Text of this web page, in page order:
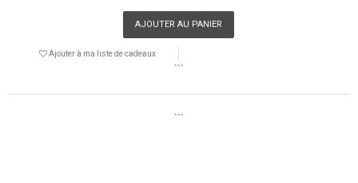
AJOUTER AU PANIER
Ajouter à ma liste de cadeaux
```
```